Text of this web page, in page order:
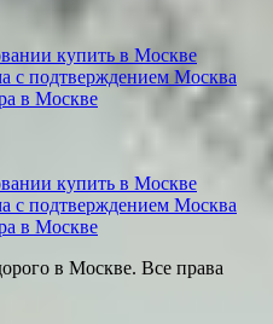
купить в Москве
с подтверждением Москва
в Москве
купить в Москве
с подтверждением Москва
в Москве
в Москве. Все права